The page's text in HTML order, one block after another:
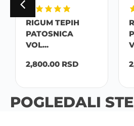
TEPIH
RIGUM TEPIH
2,800.00
POGLEDALI STE